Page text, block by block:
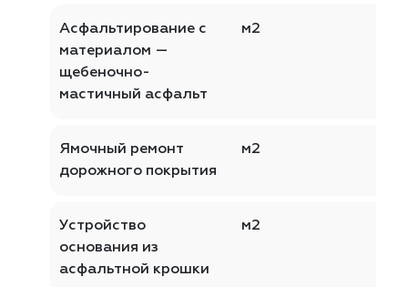
Асфальтирование с
материалом —
щебеночно-
мастичный асфальт
м2
Ямочный ремонт
дорожного покрытия
м2
Устройство
основания из
асфальтной крошки
м2